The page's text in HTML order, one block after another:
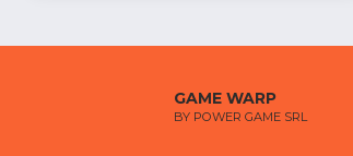
GAME WARP
BY POWER GAME SRL